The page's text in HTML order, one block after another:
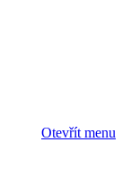
Otevřít menu